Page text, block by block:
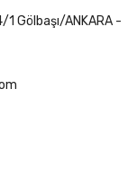
1 Gölbaşı/ANKARA -